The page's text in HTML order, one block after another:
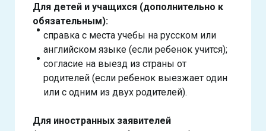
Для детей и учащихся (дополнительно к
обязательным):
справка с места учебы на русском или
английском языке (если ребенок учится);
согласие на выезд из страны от
родителей (если ребенок выезжает один
или с одним из двух родителей).
Для иностранных заявителей